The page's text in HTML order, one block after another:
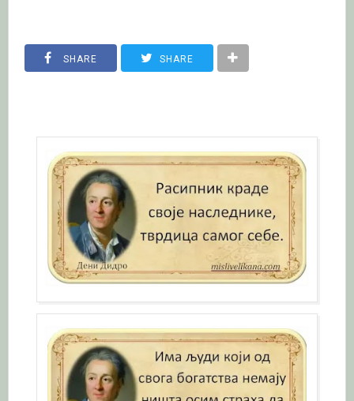
SHARE SHARE